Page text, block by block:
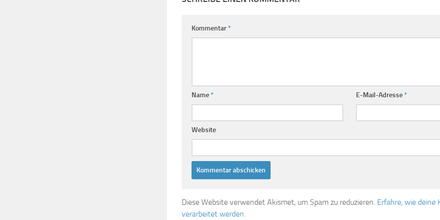
Kommentar*
Name* E-Mail-Adresse*
Website
Diese Website verwendet Akismet, um Spam zu reduzieren. Erfahre, wie deine
verarbeitet werden.